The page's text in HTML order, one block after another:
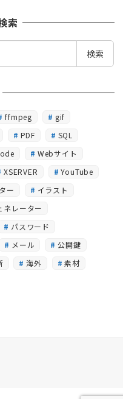
索
検索
ffmpeg
gif
PDF
SQL
Webサイト
XSERVER
YouTube
ー
イラスト
ネレーター
パスワード
メール
公開鍵
海外
素材